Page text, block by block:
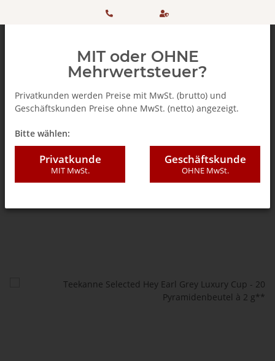
+ 49
506 98
einkaufen
SSL
MIT oder OHNE
Mehrwertsteuer?
Privatkunden werden Preise mit MwSt. (brutto) und
Geschäftskunden Preise ohne MwSt. (netto) angezeigt.
Bitte wählen:
Privatkunde
MIT MwSt.
Geschäftskunde
OHNE MwSt.